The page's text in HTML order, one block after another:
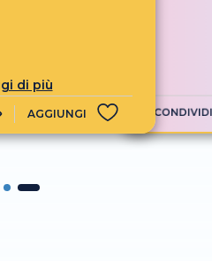
di più
AGGIUNGI CONDIVIDI